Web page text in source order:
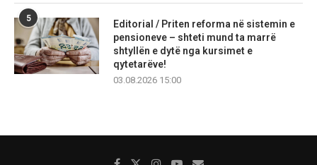
5
Editorial / Priten reforma në sistemin e
pensioneve – shteti mund ta marrë
shtyllën e dytë nga kursimet e
qytetarëve!
03.08.2026 15:00